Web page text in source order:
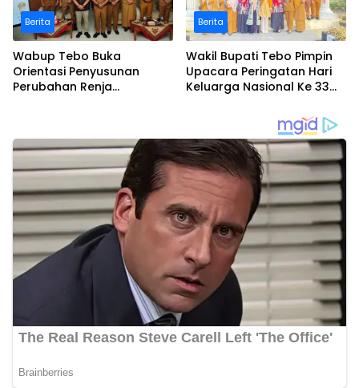
Berita
Wabup Tebo Buka
Orientasi Penyusunan
Perubahan Renja
Berita
Wakil Bupati Tebo Pimpin
Upacara Peringatan Hari
Keluarga Nasional Ke 33